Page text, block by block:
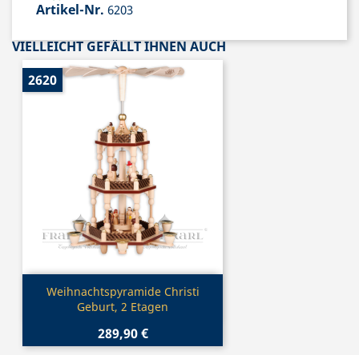
Artikel-Nr. 6203
VIELLEICHT GEFÄLLT IHNEN AUCH
Vorschau
Weihnachtspyramide Christi
Geburt, 2 Etagen
289,90 €
2620